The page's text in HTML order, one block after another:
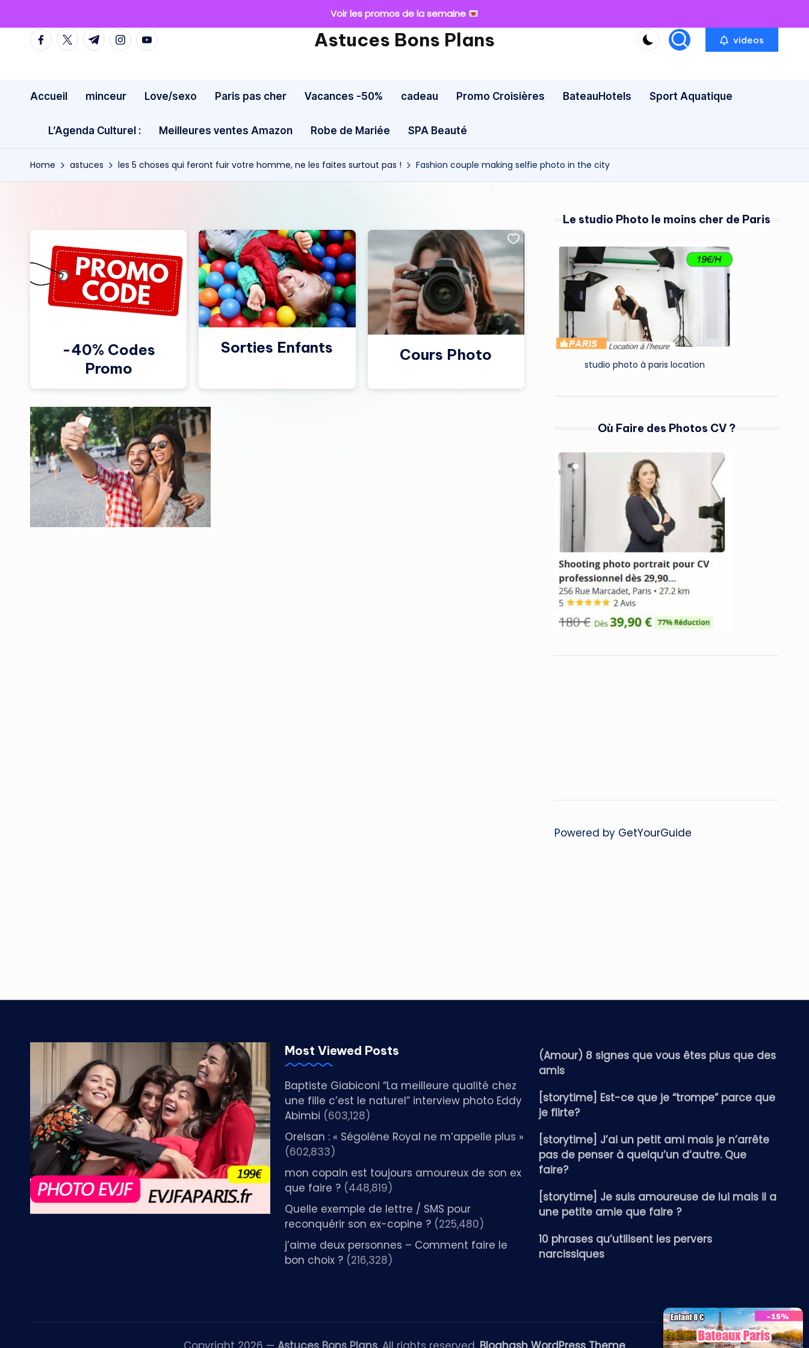
Skip
facebook.com
twitter.com
t.me instagram.com
youtube.com Astuces Bons Plans videos
Accueil minceur Love/sexo Paris pas cher Vacances -50% cadeau Promo Croisières BateauHotels Sport Aquatique
L’Agenda Culturel : Meilleures ventes Amazon Robe de Mariée SPA Beauté
Home astuces les 5 choses qui feront fuir votre homme, ne les faites surtout pas ! Fashion couple making selfie photo in the city
-40% Codes
Promo
Sorties Enfants Cours Photo
Le studio Photo le moins cher de Paris
studio photo à paris location
Où Faire des Photos CV ?
Powered by GetYourGuide
Most Viewed Posts
Baptiste Giabiconi “La meilleure qualité chez
une fille c’est le naturel” interview photo Eddy
Abimbi (603,128)
Orelsan : « Ségolène Royal ne m’appelle plus »
(602,833)
mon copain est toujours amoureux de son ex
que faire ? (448,819)
Quelle exemple de lettre / SMS pour
reconquérir son ex-copine ? (225,480)
j’aime deux personnes – Comment faire le
bon choix ? (216,328)
(Amour) 8 signes que vous êtes plus que des
amis
[storytime] Est-ce que je “trompe” parce que
je flirte?
[storytime] J’ai un petit ami mais je n’arrête
pas de penser à quelqu’un d’autre. Que
faire?
[storytime] Je suis amoureuse de lui mais il a
une petite amie que faire ?
10 phrases qu’utilisent les pervers
narcissiques
Voir les promos de la semaine